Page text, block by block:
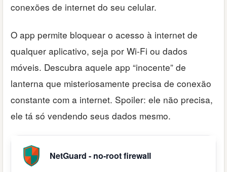
conexões de internet do seu celular.
O app permite bloquear o acesso à internet de
qualquer aplicativo, seja por Wi-Fi ou dados
móveis. Descubra aquele app “inocente” de
lanterna que misteriosamente precisa de conexão
constante com a internet. Spoiler: ele não precisa,
ele tá só vendendo seus dados mesmo.
NetGuard - no-root firewall